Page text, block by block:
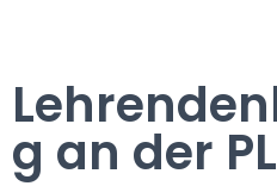
g an der